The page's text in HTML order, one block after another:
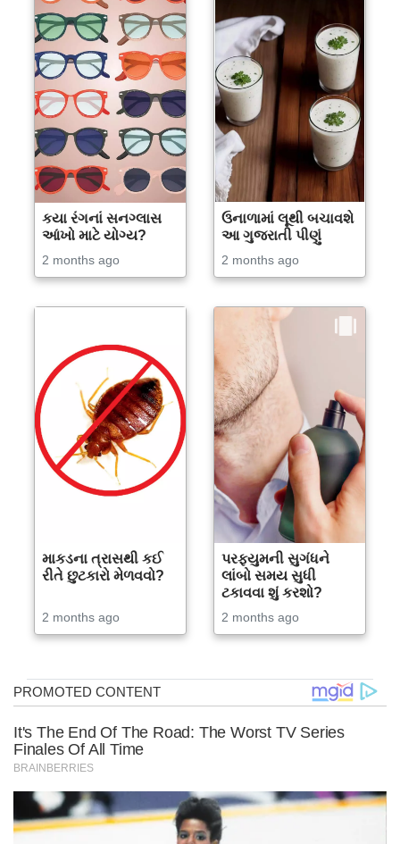
કયા રંગનાં સનગ્લાસ
આંખો માટે યોગ્ય?
2 months ago
ઉનાળામાં લૂથી બચાવશે
આ ગુજરાતી પીણું
2 months ago
માકડના ત્રાસથી કઈ
રીતે છુટકારો મેળવવો?
2 months ago
પરફ્યુમની સુગંધને
લાંબો સમય સુધી
ટકાવવા શું કરશો?
2 months ago